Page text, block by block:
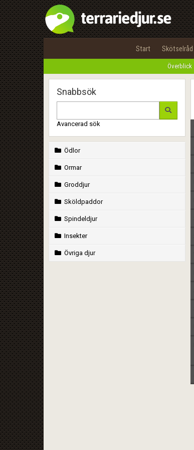
Start Skötselråd
Överblick
Snabbsök
Avancerad sök
Ödlor
Ormar
Groddjur
Sköldpaddor
Spindeldjur
Insekter
Övriga djur